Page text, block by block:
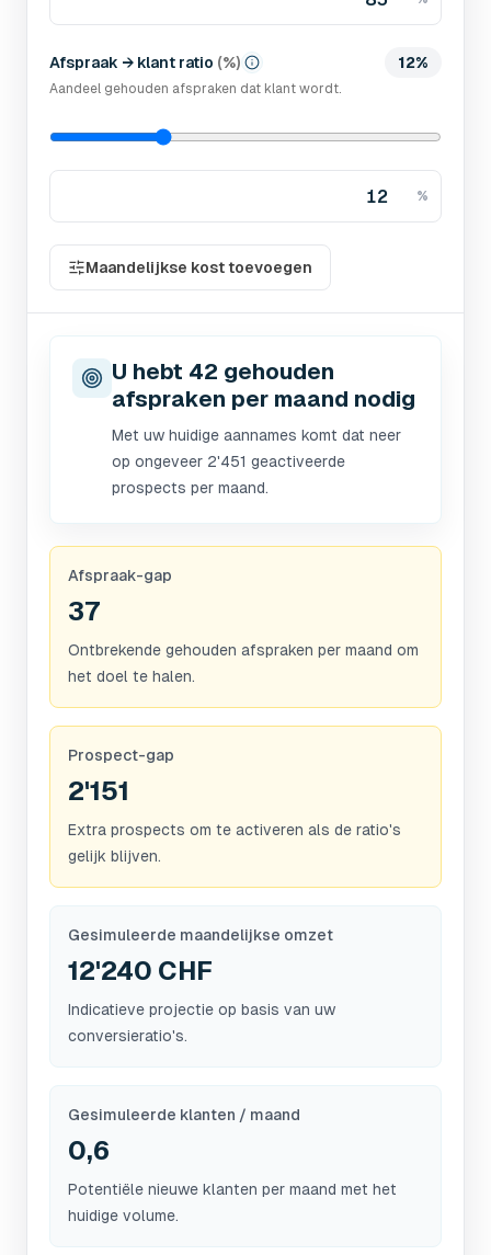
Afspraak → klant ratio (%)
Aandeel gehouden afspraken dat klant wordt.
12%
%
Maandelijkse kost toevoegen
U hebt 42 gehouden
afspraken per maand nodig
Met uw huidige aannames komt dat neer
op ongeveer 2'451 geactiveerde
prospects per maand.
Afspraak-gap
37
Ontbrekende gehouden afspraken per maand om
het doel te halen.
Prospect-gap
2'151
Extra prospects om te activeren als de ratio's
gelijk blijven.
Gesimuleerde maandelijkse omzet
12'240 CHF
Indicatieve projectie op basis van uw
conversieratio's.
Gesimuleerde klanten / maand
0,6
Potentiële nieuwe klanten per maand met het
huidige volume.